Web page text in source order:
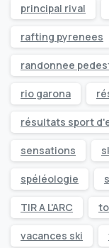
principal rival
rafting pyrenees
randonnee
rio garona
résultats sport
sensations
spéléologie
TIR A L'ARC
vacances ski